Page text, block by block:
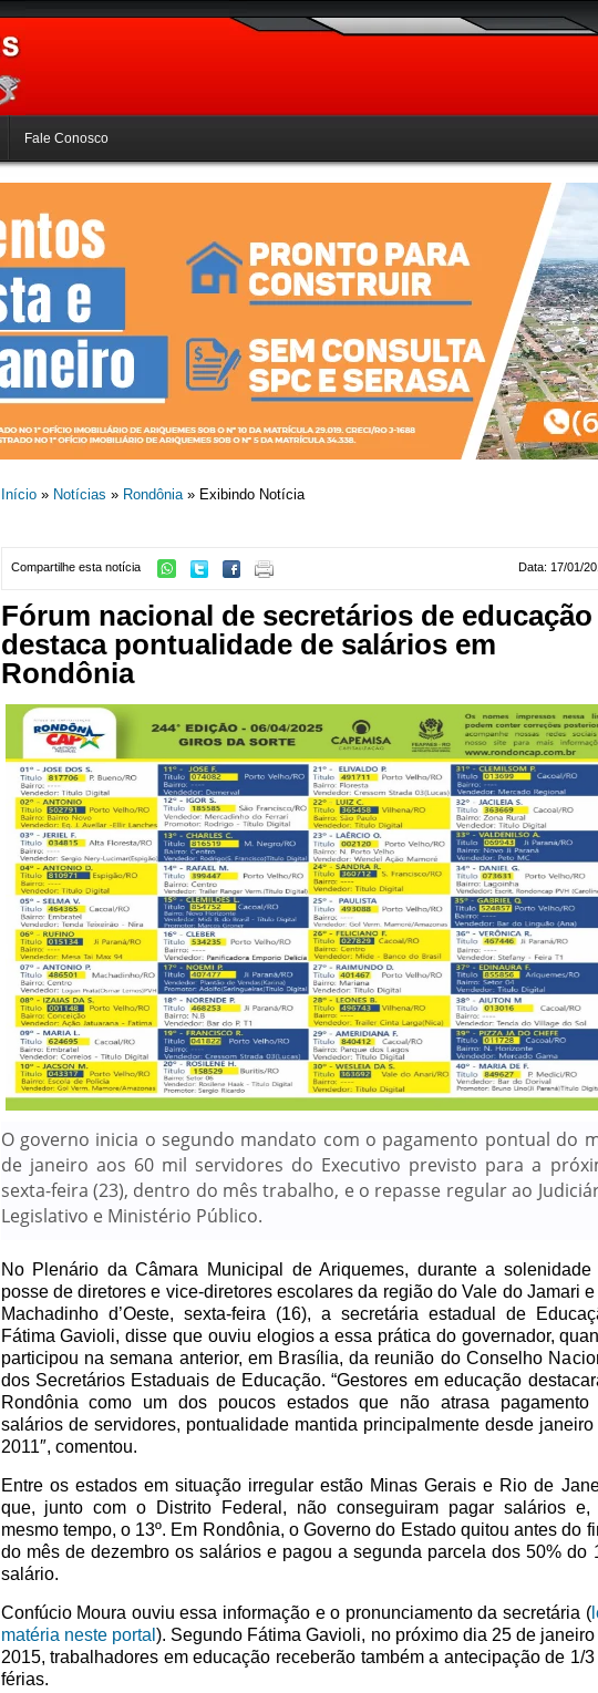
Fale Conosco
Início» Notícias » Rondônia» Exibindo Notícia
Data: 17/01/
Compartilhe esta notícia
Fórum nacional de secretários de educação
destaca pontualidade de salários em
Rondônia
O governo inicia o segundo mandato com o pagamento pontual do
de janeiro aos 60 mil servidores do Executivo previsto para a
sexta-feira (23), dentro do mês trabalho, e o repasse regular ao
Legislativo e Ministério Público.
No Plenário da Câmara Municipal de Ariquemes, durante a solenidade
posse de diretores e vice-diretores escolares da região do Vale do Jamari e
Machadinho d’Oeste, sexta-feira (16), a secretária estadual de
Fátima Gavioli, disse que ouviu elogios a essa prática do governador,
participou na semana anterior, em Brasília, da reunião do Conselho
dos Secretários Estaduais de Educação. “Gestores em educação
Rondônia como um dos poucos estados que não atrasa pagamento
salários de servidores, pontualidade mantida principalmente desde janeiro
2011″, comentou.
Entre os estados em situação irregular estão Minas Gerais e Rio de
que, junto com o Distrito Federal, não conseguiram pagar salários e,
mesmo tempo, o 13º. Em Rondônia, o Governo do Estado quitou antes do
do mês de dezembro os salários e pagou a segunda parcela dos 50% do
salário.
Confúcio Moura ouviu essa informação e o pronunciamento da secretária (
matéria neste portal ). Segundo Fátima Gavioli, no próximo dia 25 de
2015, trabalhadores em educação receberão também a antecipação de 1/
férias.